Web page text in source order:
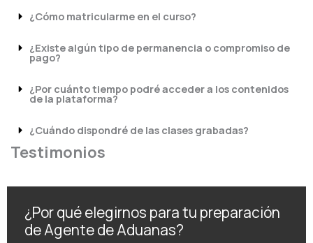
¿Cómo matricularme en el curso?
¿Existe algún tipo de permanencia o compromiso de
pago?
¿Por cuánto tiempo podré acceder a los contenidos
de la plataforma?
¿Cuándo dispondré de las clases grabadas?
Testimonios
¿Por qué elegirnos para tu preparación
de Agente de Aduanas?